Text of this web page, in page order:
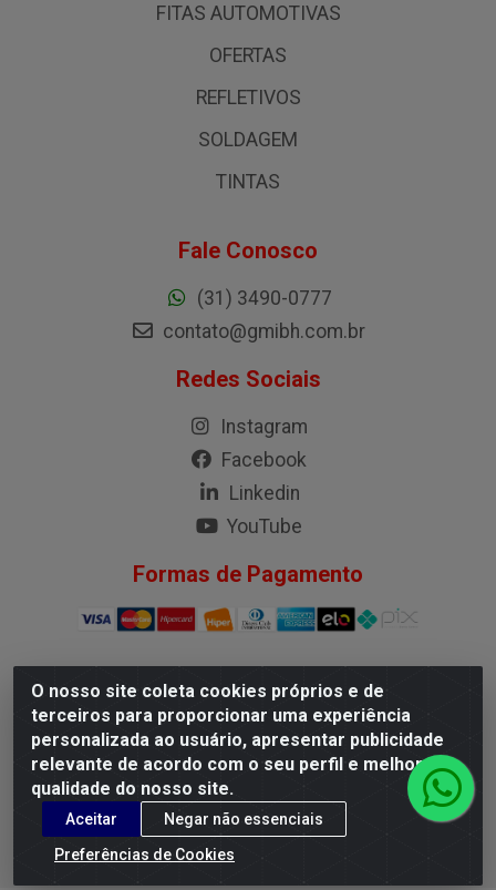
O nosso site coleta cookies próprios e de
terceiros para proporcionar uma experiência
personalizada ao usuário, apresentar publicidade
relevante de acordo com o seu perfil e melhorar a
qualidade do nosso site.
Aceitar
Negar não essenciais
Preferências de Cookies
FITAS AUTOMOTIVAS
OFERTAS
REFLETIVOS
SOLDAGEM
TINTAS
Fale Conosco
(31) 3490-0777
contato@gmibh.com.br
Redes Sociais
Instagram
Facebook
Linkedin
YouTube
Formas de Pagamento
G.M.I. Distribuidora LTDA - Rua Conselheiro Pena, 50 - Santa
Branca, Belo Horizonte/MG - CEP 31.710-150 - CNPJ
04.098.359/0001-02